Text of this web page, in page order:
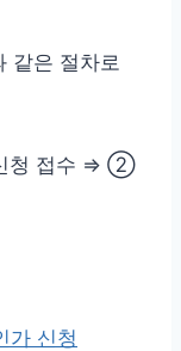
같은 절차로
청 접수 ⇒ ②
가 신청